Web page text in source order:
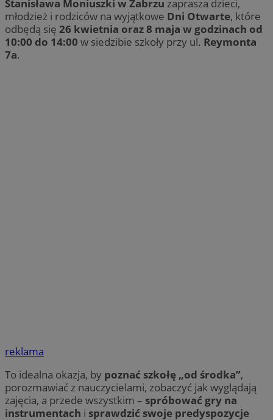
Stanisława Moniuszki w Zabrzu zaprasza dzieci,
młodzież i rodziców na wyjątkowe Dni Otwarte, które
odbędą się 26 kwietnia oraz 8 maja w godzinach od
10:00 do 14:00 w siedzibie szkoły przy ul. Reymonta
7a.
reklama
To idealna okazja, by poznać szkołę „od środka”,
porozmawiać z nauczycielami, zobaczyć jak wyglądają
zajęcia, a przede wszystkim – spróbować gry na
instrumentach i sprawdzić swoje predyspozycje